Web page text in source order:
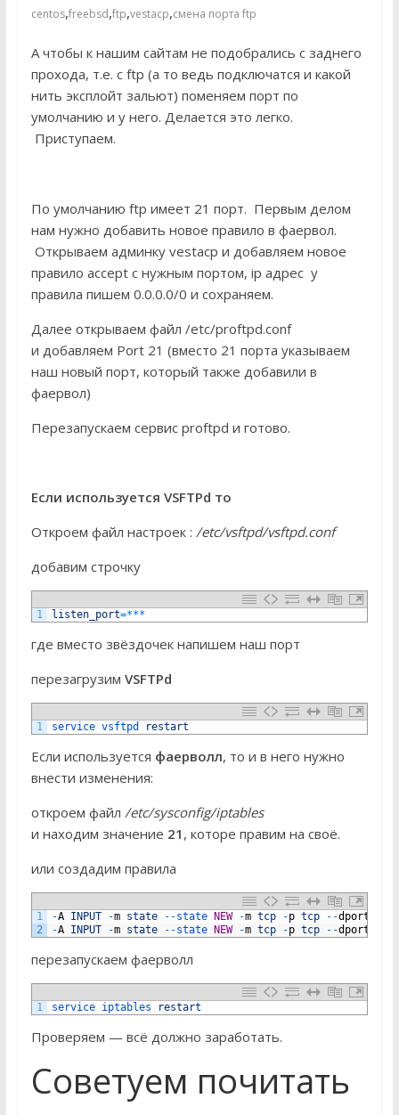
centos,freebsd,ftp,vestacp,смена порта ftp
А чтобы к нашим сайтам не подобрались с заднего
прохода, т.е. с ftp (а то ведь подключатся и какой
нить эксплойт зальют) поменяем порт по
умолчанию и у него. Делается это легко.
Приступаем.
По умолчанию ftp имеет 21 порт. Первым делом
нам нужно добавить новое правило в фаервол.
Открываем админку vestacp и добавляем новое
правило accept с нужным портом, ip адрес у
правила пишем 0.0.0.0/0 и сохраняем.
Далее открываем файл /etc/proftpd.conf
и добавляем Port 21 (вместо 21 порта указываем
наш новый порт, который также добавили в
фаервол)
Перезапускаем сервис proftpd и готово.
Если используется VSFTPd то
Откроем файл настроек : /etc/vsftpd/vsftpd.conf
добавим строчку
1 listen_port=***
где вместо звёздочек напишем наш порт
перезагрузим VSFTPd
1 service vsftpd restart
Если используется фаерволл, то и в него нужно
внести изменения:
откроем файл /etc/sysconfig/iptables
и находим значение 21 , которе правим на своё.
или создадим правила
1
2
-A INPUT -m state --state NEW -m tcp -p tcp --dport
-A INPUT -m state --state NEW -m tcp -p tcp --dport
перезапускаем фаерволл
1 service iptables restart
Проверяем — всё должно заработать.
Советуем почитать